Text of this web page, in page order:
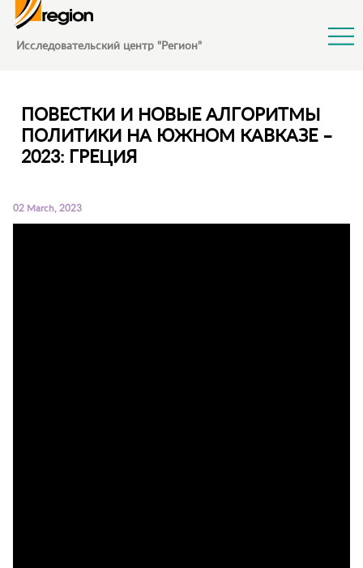
Исследовательский центр "Регион"
ПОВЕСТКИ И НОВЫЕ АЛГОРИТМЫ
ПОЛИТИКИ НА ЮЖНОМ КАВКАЗЕ –
2023։ ГРЕЦИЯ
02 March, 2023